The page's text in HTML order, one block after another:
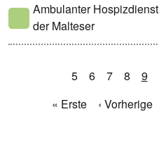
Ambulanter Hospizdienst
der Malteser
5 6 7 8 9
« Erste
‹ Vorherige